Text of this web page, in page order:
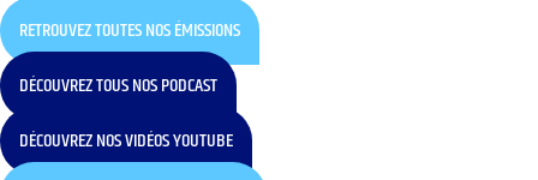
RETROUVEZ TOUTES NOS ÉMISSIONS
DÉCOUVREZ TOUS NOS PODCAST
DÉCOUVREZ NOS VIDÉOS YOUTUBE